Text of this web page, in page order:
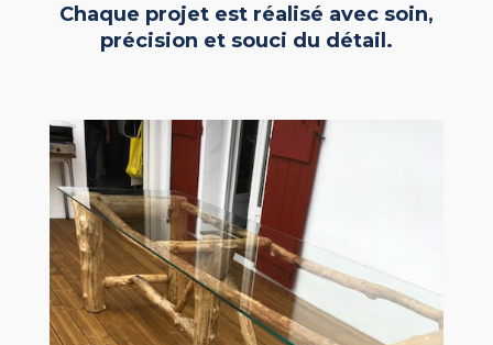
Chaque projet est réalisé avec soin,
précision et souci du détail.